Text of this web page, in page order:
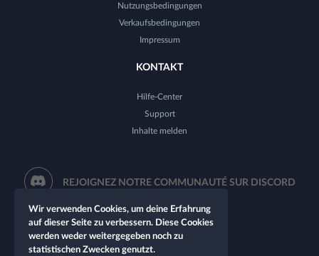
Nutzungsbedingungen
Verkaufsbedingungen
Impressum
KONTAKT
Hilfe-Center
Support
Inhalte melden
REJOIGNEZ NOTRE COMMUNAUTÉ SUR DISCORD
Wir verwenden Cookies, um deine Erfahrung
auf dieser Seite zu verbessern. Diese Cookies
werden weder weitergegeben noch zu
statistischen Zwecken genutzt.